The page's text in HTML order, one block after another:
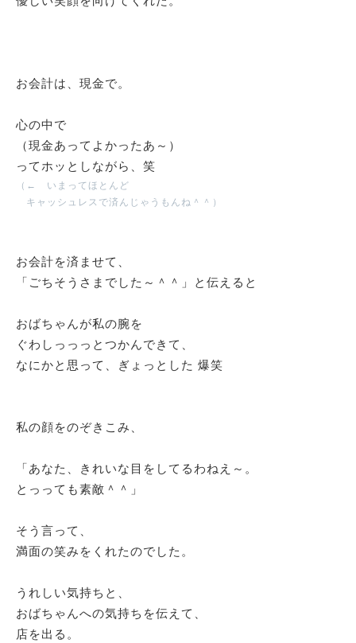
お会計は、現金で。
心の中で
（現金あってよかったあ～）
ってホッとしながら、笑
（← いまってほとんど
キャッシュレスで済んじゃうもんね＾＾）
お会計を済ませて、
「ごちそうさまでした～＾＾」と伝えると
おばちゃんが私の腕を
ぐわしっっっとつかんできて、
なにかと思って、ぎょっとした 爆笑
私の顔をのぞきこみ、
「あなた、きれいな目をしてるわねえ～。
とっっても素敵＾＾」
そう言って、
満面の笑みをくれたのでした。
うれしい気持ちと、
おばちゃんへの気持ちを伝えて、
店を出る。